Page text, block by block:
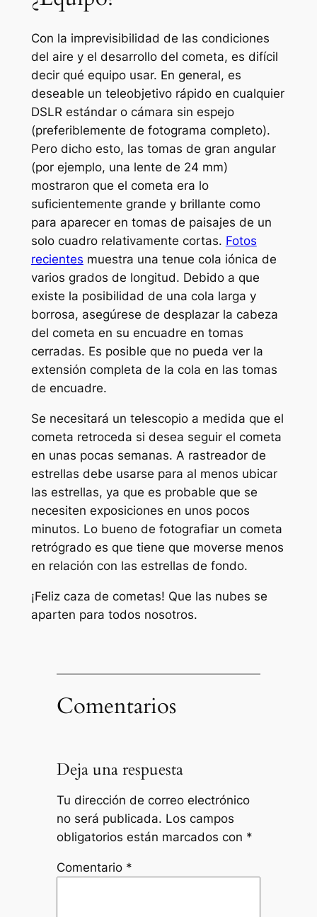
Con la imprevisibilidad de las condiciones
del aire y el desarrollo del cometa, es difícil
decir qué equipo usar. En general, es
deseable un teleobjetivo rápido en cualquier
DSLR estándar o cámara sin espejo
(preferiblemente de fotograma completo).
Pero dicho esto, las tomas de gran angular
(por ejemplo, una lente de 24 mm)
mostraron que el cometa era lo
suficientemente grande y brillante como
para aparecer en tomas de paisajes de un
solo cuadro relativamente cortas. Fotos
recientes muestra una tenue cola iónica de
varios grados de longitud. Debido a que
existe la posibilidad de una cola larga y
borrosa, asegúrese de desplazar la cabeza
del cometa en su encuadre en tomas
cerradas. Es posible que no pueda ver la
extensión completa de la cola en las tomas
de encuadre.
Se necesitará un telescopio a medida que el
cometa retroceda si desea seguir el cometa
en unas pocas semanas. A rastreador de
estrellas debe usarse para al menos ubicar
las estrellas, ya que es probable que se
necesiten exposiciones en unos pocos
minutos. Lo bueno de fotografiar un cometa
retrógrado es que tiene que moverse menos
en relación con las estrellas de fondo.
¡Feliz caza de cometas! Que las nubes se
aparten para todos nosotros.
Comentarios
Deja una respuesta
Tu dirección de correo electrónico
no será publicada. Los campos
obligatorios están marcados con *
Comentario *